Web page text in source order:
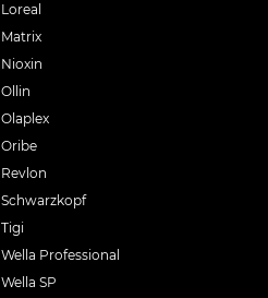
Loreal
Matrix
Nioxin
Ollin
Olaplex
Oribe
Revlon
Schwarzkopf
Tigi
Wella Professional
Wella SP